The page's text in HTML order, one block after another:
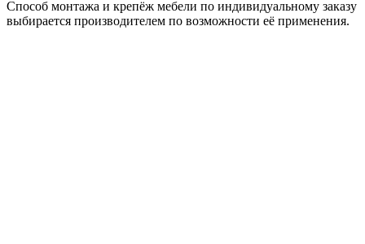
Способ монтажа и крепёж мебели по индивидуальному заказу
выбирается производителем по возможности её применения.